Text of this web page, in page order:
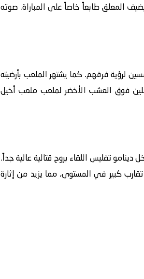
المعلق طابعاً خاصاً على المباراة. صوته
لرؤية فرقهم. كما يشتهر الملعب بأرضيته
فوق العشب الأخضر لملعب ملعب أخيل
دينامو تفليس اللقاء بروح قتالية عالية جداً.
كبير في المستوى، مما يزيد من إثارة